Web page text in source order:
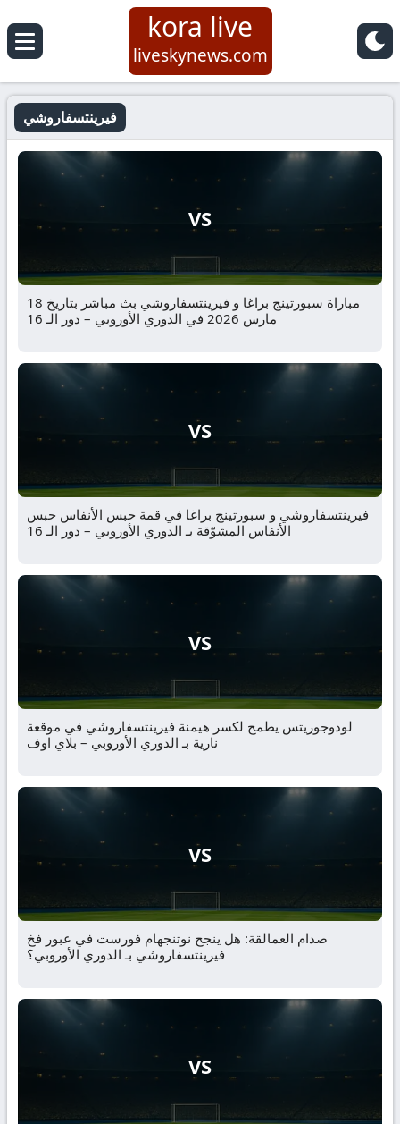
kora live
liveskynews.com
فيرينتسفاروشي
VS
مباراة سبورتينج براغا و فيرينتسفاروشي بث مباشر بتاريخ 18
مارس 2026 في الدوري الأوروبي – دور الـ 16
VS
فيرينتسفاروشي و سبورتينج براغا في قمة حبس الأنفاس حبس
الأنفاس المشوّقة بـ الدوري الأوروبي – دور الـ 16
VS
لودوجوريتس يطمح لكسر هيمنة فيرينتسفاروشي في موقعة
نارية بـ الدوري الأوروبي – بلاي اوف
VS
صدام العمالقة: هل ينجح نوتنجهام فورست في عبور فخ
فيرينتسفاروشي بـ الدوري الأوروبي؟
VS